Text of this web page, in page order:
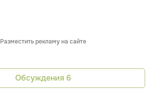
Разместить рекламу на сайте
Обсуждения 6